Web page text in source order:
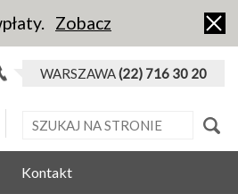
Zobacz
WARSZAWA(22) 716 30 20
Kontakt